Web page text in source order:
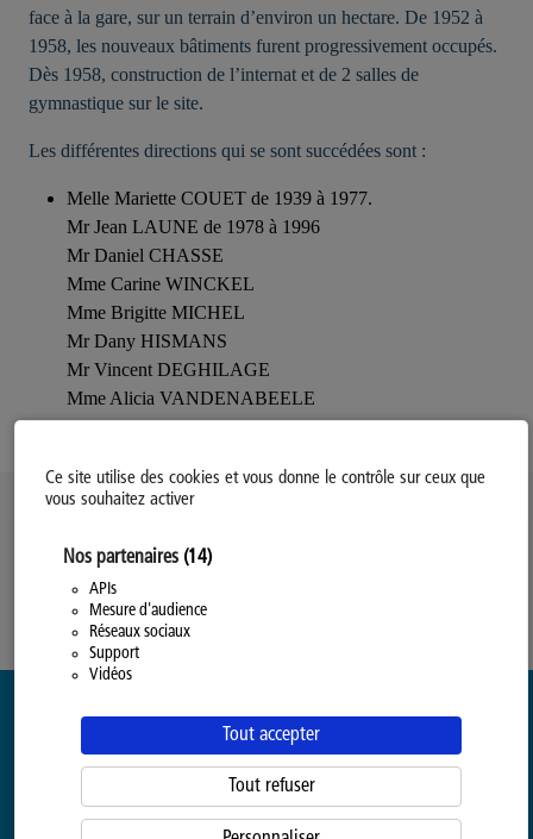
Ce site utilise des cookies et vous donne le contrôle sur ceux que
vous souhaitez activer
Nos partenaires (14)
APIs
Mesure d'audience
Réseaux sociaux
Support
Vidéos
Tout accepter
Tout refuser
face à la gare, sur un terrain d’environ un hectare. De 1952 à
1958, les nouveaux bâtiments furent progressivement occupés.
Dès 1958, construction de l’internat et de 2 salles de
gymnastique sur le site.
Les différentes directions qui se sont succédées sont :
Melle Mariette COUET de 1939 à 1977.
Mr Jean LAUNE de 1978 à 1996
Mr Daniel CHASSE
Mme Carine WINCKEL
Mme Brigitte MICHEL
Mr Dany HISMANS
Mr Vincent DEGHILAGE
Mme Alicia VANDENABEELE
Modifiez votre consentement
Politique Générale de Confidentialité